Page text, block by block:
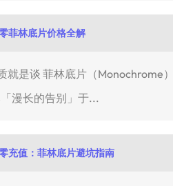
菲林底片价格全解
就是谈 菲林底片（Monochrome
漫长的告别」于...
充值：菲林底片避坑指南